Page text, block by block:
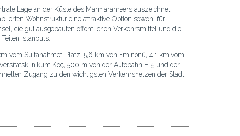
Lage an der Küste des Marmarameers auszeichnet.
Wohnstruktur eine attraktive Option sowohl für
die gut ausgebauten öffentlichen Verkehrsmittel und die
Istanbuls.
vom Sultanahmet-Platz, 5,6 km von Eminönü, 4,1 km vom
Koç, 500 m von der Autobahn E-5 und der
Zugang zu den wichtigsten Verkehrsnetzen der Stadt